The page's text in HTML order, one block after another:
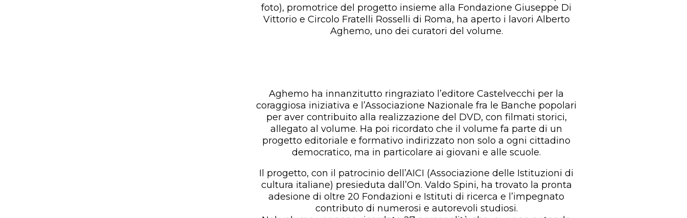
foto), promotrice del progetto insieme alla Fondazione Giuseppe Di
Vittorio e Circolo Fratelli Rosselli di Roma, ha aperto i lavori Alberto
Aghemo, uno dei curatori del volume.
Aghemo ha innanzitutto ringraziato l’editore Castelvecchi per la
coraggiosa iniziativa e l’Associazione Nazionale fra le Banche popolari
per aver contribuito alla realizzazione del DVD, con filmati storici,
allegato al volume. Ha poi ricordato che il volume fa parte di un
progetto editoriale e formativo indirizzato non solo a ogni cittadino
democratico, ma in particolare ai giovani e alle scuole.
Il progetto, con il patrocinio dell’AICI (Associazione delle Istituzioni di
cultura italiane) presieduta dall’On. Valdo Spini, ha trovato la pronta
adesione di oltre 20 Fondazioni e Istituti di ricerca e l’impegnato
contributo di numerosi e autorevoli studiosi.